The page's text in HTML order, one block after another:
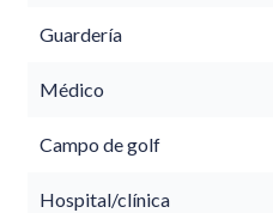
Guardería
Médico
Campo de golf
Hospital/clínica